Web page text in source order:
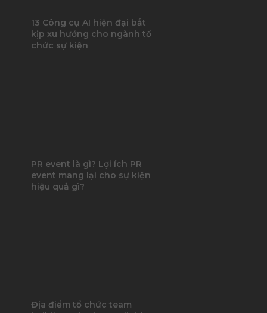
13 Công cụ AI hiện đại bắt
kịp xu hướng cho ngành tổ
chức sự kiện
PR event là gì? Lợi ích PR
event mang lại cho sự kiện
hiệu quả gì?
Địa điểm tổ chức team